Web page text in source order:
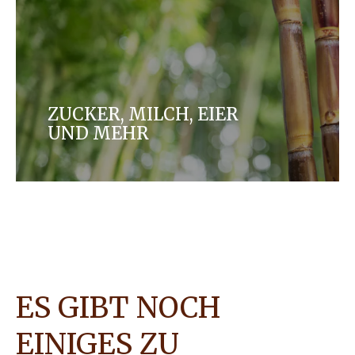
ZUCKER, MILCH, EIER
UND MEHR
Entdecken Sie weitere Zutaten und wie wir daran
arbeiten, sicherzustellen, dass bei deren
ES GIBT NOCH
EINIGES ZU